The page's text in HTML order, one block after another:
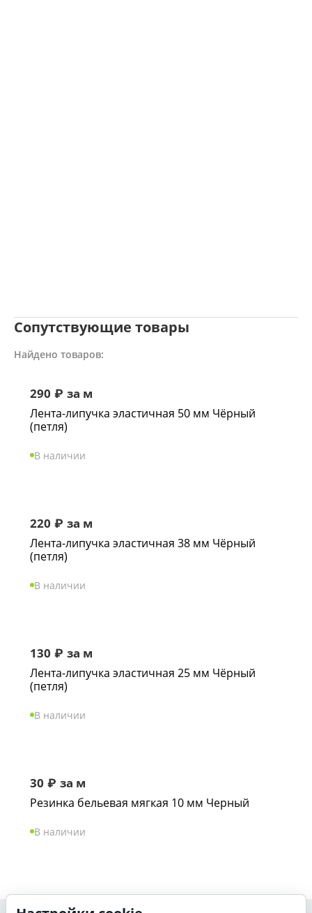
Сопутствующие товары
Найдено товаров:
290 ₽ за м
Лента-липучка эластичная 50 мм Чёрный
(петля)
В наличии
220 ₽ за м
Лента-липучка эластичная 38 мм Чёрный
(петля)
В наличии
130 ₽ за м
Лента-липучка эластичная 25 мм Чёрный
(петля)
В наличии
30 ₽ за м
Резинка бельевая мягкая 10 мм Черный
В наличии